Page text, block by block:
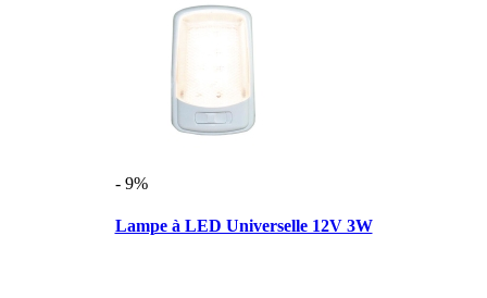
- 9%
Lampe à LED Universelle 12V 3W